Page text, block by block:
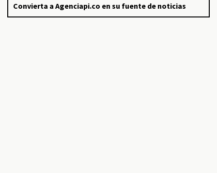
Convierta a Agenciapi.co en su fuente de noticias